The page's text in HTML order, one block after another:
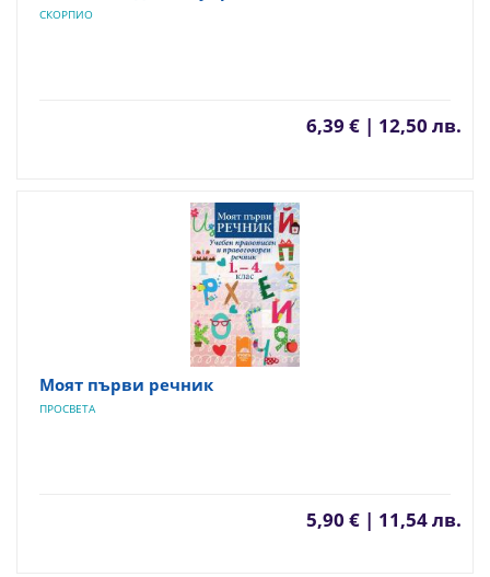
СКОРПИО
6,39 € | 12,50 лв.
Моят първи речник
ПРОСВЕТА
5,90 € | 11,54 лв.